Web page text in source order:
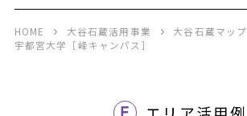
HOME 大谷石蔵活用事業
大谷石蔵マップ
宇都宮大学［峰キャンパス］